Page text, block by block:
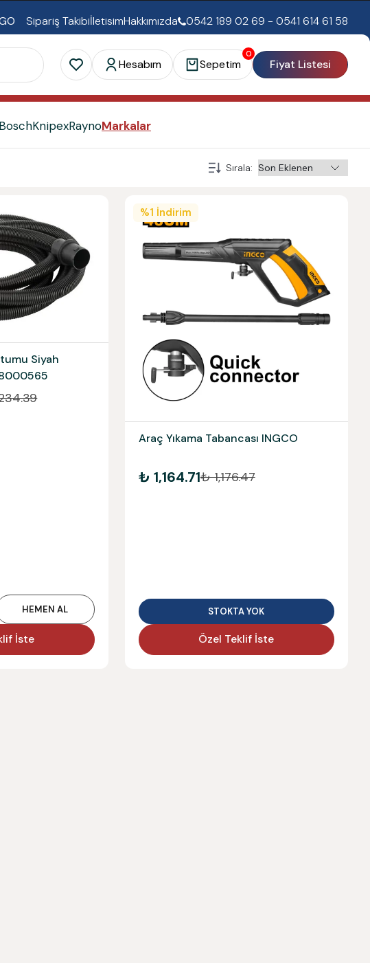
Sipariş TakibiİletisimHakkımızda 0542 189 02 69 - 0541 614 61 58
Hesabım
0
Sepetim Fiyat Listesi
BoschKnipexRaynoMarkalar
Sırala:
Siyah
HEMEN AL
İste
%1 İndirim
Araç Yıkama Tabancası INGCO
₺ 1,164.71₺ 1,176.47
STOKTA YOK
Özel Teklif İste